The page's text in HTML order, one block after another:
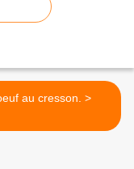
Boeuf au cresson. >